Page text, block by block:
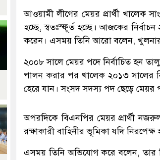
আওয়ামী লীগের মেয়র প্রার্থী খালেক
হচ্ছে, স্বতঃস্ফূর্ত হচ্ছে। আজকের
করেন। এসময় তিনি আরো বলেন, খুলনার
২০০৮ সালে মেয়র পদে নির্বাচিত হন
পালন করার পর খালেক ২০১৩ সালের
হেরে যান। সংসদ সদস্য পদ ছেড়ে মেয়র
অপরদিকে বিএনপির মেয়র প্রার্থী
রক্ষাকারী বাহিনীর ভূমিকা যদি
এসময় তিনি অভিযোগ করে বলেন, তার